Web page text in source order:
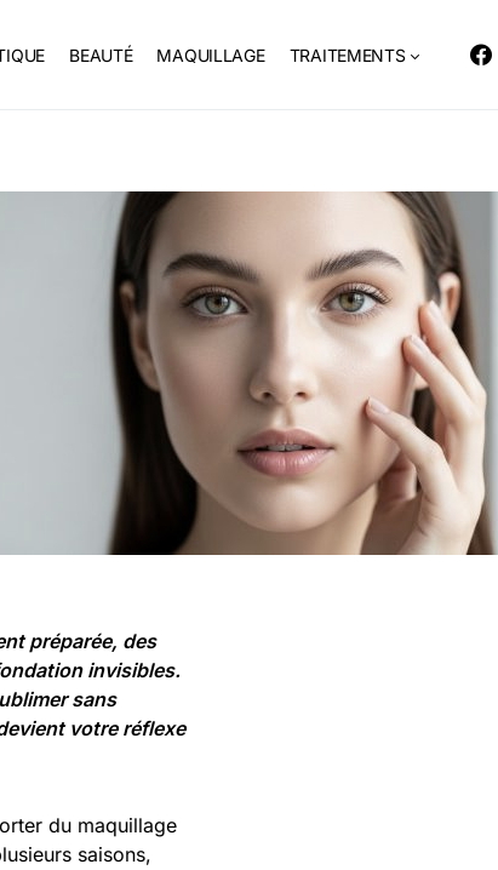
BEAUTÉ MAQUILLAGE TRAITEMENTS
préparée, des
invisibles.
sans
votre réflexe
du maquillage
saisons,